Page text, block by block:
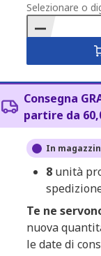
to
Basket
Selezionare o
Consegna
partire da
In
8 unità
Te ne
nuova
le date di